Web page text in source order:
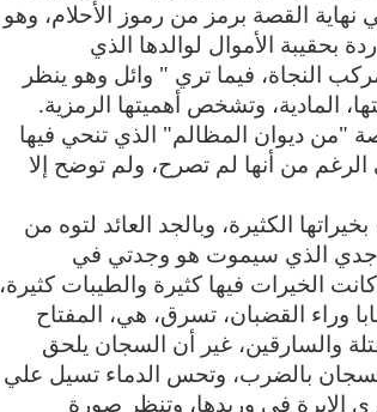
القصة برمز من رموز الأحلام، وهو
بحقيبة الأموال لوالدها الذي
النجاة، فيما تري " وائل وهو ينظر
المادية، وتشخص أهميتها الرمزية.
"من ديوان المظالم" الذي تنحي فيها
الرغم من أنها لم تصرح، ولم توضح إلا
الكثيرة، وبالجد العائد لتوه من
جدي الذي سيموت هو وجدتي في
الخيرات فيها كثيرة والطيبات كثيرة،
وراء القضبان، تسرق، هي، المفتاح
والسارقين، غير أن السجان يلحق
بالضرب، وتحس الدماء تسيل علي
الإبرة في وريدها، وتنظر صورة